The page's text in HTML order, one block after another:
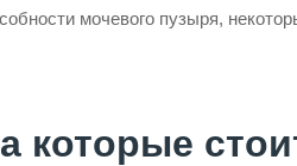
мочевого пузыря,